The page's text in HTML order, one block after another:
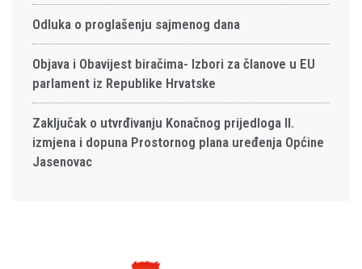
Odluka o proglašenju sajmenog dana
Objava i Obavijest biračima- Izbori za članove u EU
parlament iz Republike Hrvatske
Zaključak o utvrđivanju Konačnog prijedloga II.
izmjena i dopuna Prostornog plana uređenja Općine
Jasenovac